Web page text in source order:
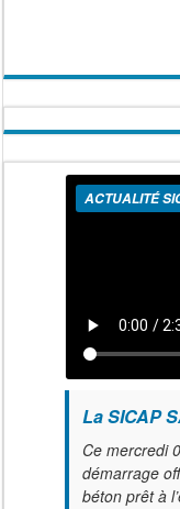
ACTUALITÉ
La SICAP
Ce mercredi
démarrage
béton prêt à